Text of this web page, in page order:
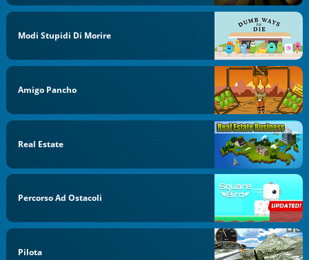
Modi Stupidi Di Morire
Amigo Pancho
Real Estate
Percorso Ad Ostacoli
Pilota